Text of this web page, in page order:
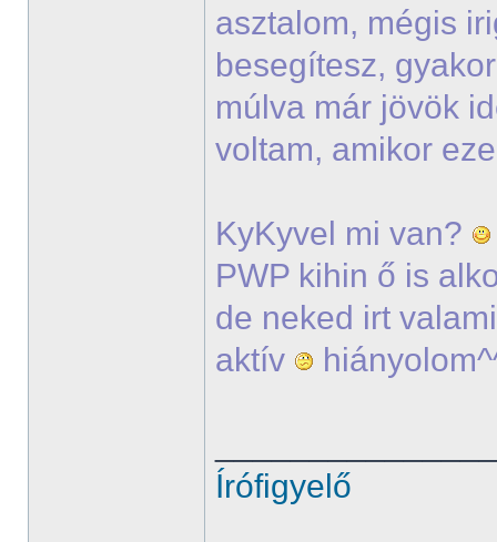
asztalom, mégis
besegítesz,
múlva már jövök
voltam, amikor
KyKyvel mi van?
PWP kihin ő is
de neked irt
aktív
Írófigyelő